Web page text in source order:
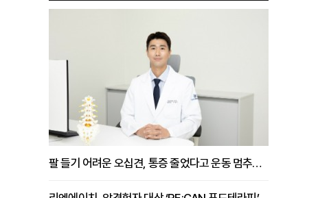
팔 들기 어려운 오십견, 통증 줄었다고 운동 멈추면 안 되는 이유 [이병욱 원장 칼럼]